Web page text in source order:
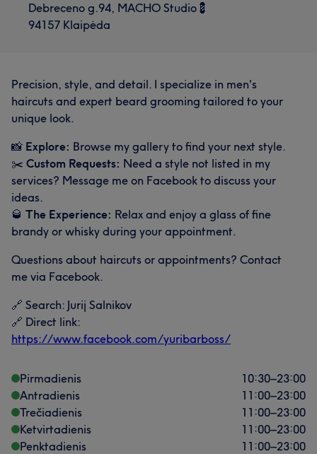
Debreceno g.94, MACHO Studio💈
94157 Klaipėda
Precision, style, and detail. I specialize in men's
haircuts and expert beard grooming tailored to your
unique look.
📸 Explore: Browse my gallery to find your next style.
✂️ Custom Requests: Need a style not listed in my
services? Message me on Facebook to discuss your
ideas.
🥃 The Experience: Relax and enjoy a glass of fine
brandy or whisky during your appointment.
Questions about haircuts or appointments? Contact
me via Facebook.
🔗 Search: Jurij Salnikov
🔗 Direct link:
https://www.facebook.com/yuribarboss/
Pirmadienis 10:30–23:00
Antradienis
11:00–23:00
Trečiadienis
11:00–23:00
Ketvirtadienis
11:00–23:00
Penktadienis
11:00–23:00